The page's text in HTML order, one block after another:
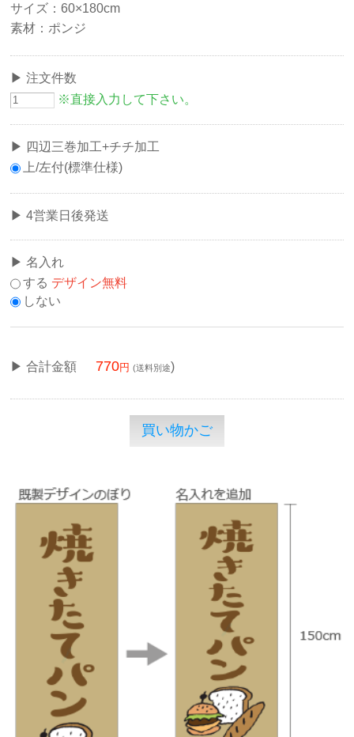
サイズ：60×180cm
素材：ポンジ
注文件数
※直接入力して下さい。
四辺三巻加工+チチ加工
上/左付(標準仕様)
4営業日後発送
名入れ
する デザイン無料
しない
合計金額 770 (送料別途)